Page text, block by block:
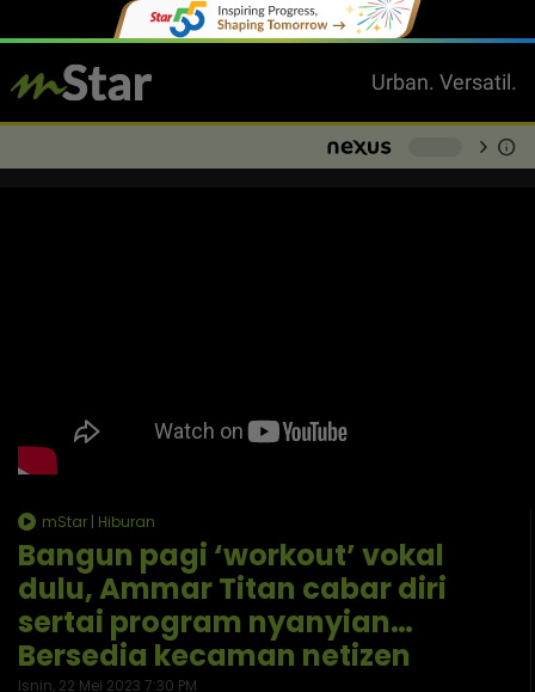
Urban. Versatil.
chevron_right info
mStar | Hiburan
Bangun pagi ‘workout’ vokal
dulu, Ammar Titan cabar diri
sertai program nyanyian…
Bersedia kecaman netizen
Isnin, 22 Mei 2023 7:30 PM